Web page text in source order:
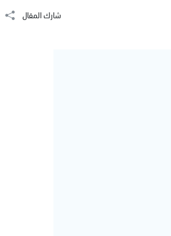
شارك المقال